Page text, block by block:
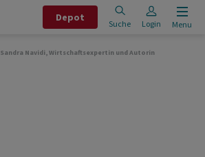
Depot
Suche Login Menu
Sandra Navidi, Wirtschaftsexpertin und Autorin